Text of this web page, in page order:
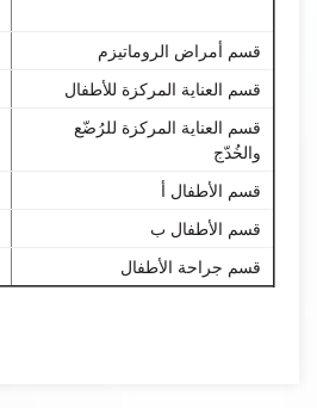
قسم أمراض الروماتيزم
قسم العناية المركزة للأطفال
قسم العناية المركزة للرُضّع
والخُدّج
قسم الأطفال أ
قسم الأطفال ب
قسم جراحة الأطفال